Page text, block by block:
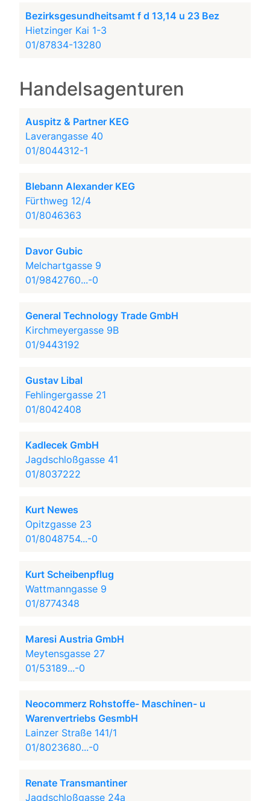
Bezirksgesundheitsamt f d 13,14 u 23 Bez
Hietzinger Kai 1-3
01/87834-13280
Handelsagenturen
Auspitz & Partner KEG
Laverangasse 40
01/8044312-1
Blebann Alexander KEG
Fürthweg 12/4
01/8046363
Davor Gubic
Melchartgasse 9
01/9842760...-0
General Technology Trade GmbH
Kirchmeyergasse 9B
01/9443192
Gustav Libal
Fehlingergasse 21
01/8042408
Kadlecek GmbH
Jagdschloßgasse 41
01/8037222
Kurt Newes
Opitzgasse 23
01/8048754...-0
Kurt Scheibenpflug
Wattmanngasse 9
01/8774348
Maresi Austria GmbH
Meytensgasse 27
01/53189...-0
Neocommerz Rohstoffe- Maschinen- u
Warenvertriebs GesmbH
Lainzer Straße 141/1
01/8023680...-0
Renate Transmantiner
Jagdschloßgasse 24a